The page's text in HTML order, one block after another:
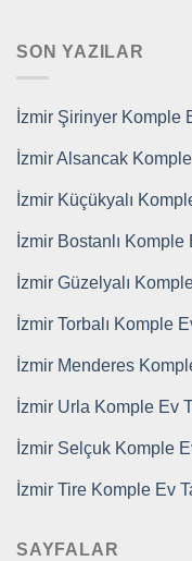
SON YAZILAR
İzmir Şirinyer Komple
İzmir Alsancak
İzmir Küçükyalı
İzmir Bostanlı Komple
İzmir Güzelyalı
İzmir Torbalı Komple
İzmir Menderes
İzmir Urla Komple Ev
İzmir Selçuk Komple
İzmir Tire Komple Ev
SAYFALAR